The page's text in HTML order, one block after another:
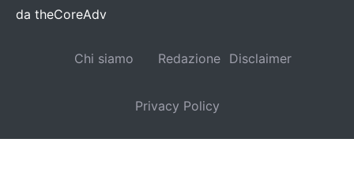
da theCoreAdv
Chi siamo Redazione Disclaimer
Privacy Policy